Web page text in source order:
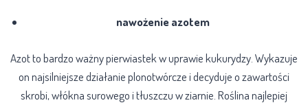
nawożenie azotem
Azot to bardzo ważny pierwiastek w uprawie kukurydzy. Wykazuje
on najsilniejsze działanie plonotwórcze i decyduje o zawartości
skrobi, włókna surowego i tłuszczu w ziarnie. Roślina najlepiej